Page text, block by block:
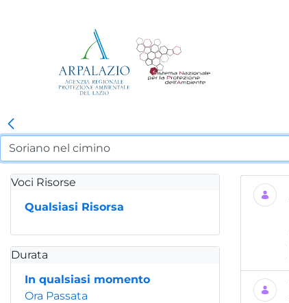
Voci Risorse
Qualsiasi Risorsa
Durata
In qualsiasi momento
Ora Passata